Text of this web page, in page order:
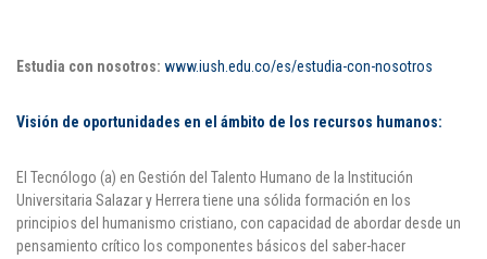
Estudia con nosotros: www.iush.edu.co/es/estudia-con-nosotros
Visión de oportunidades en el ámbito de los recursos humanos:
El Tecnólogo (a) en Gestión del Talento Humano de la Institución
Universitaria Salazar y Herrera tiene una sólida formación en los
principios del humanismo cristiano, con capacidad de abordar desde un
pensamiento crítico los componentes básicos del saber-hacer